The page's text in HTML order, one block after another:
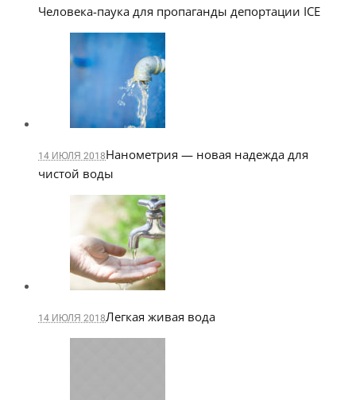
Человека-паука для пропаганды депортации ICE
14 ИЮЛЯ 2018Нанометрия — новая надежда для
чистой воды
14 ИЮЛЯ 2018Легкая живая вода